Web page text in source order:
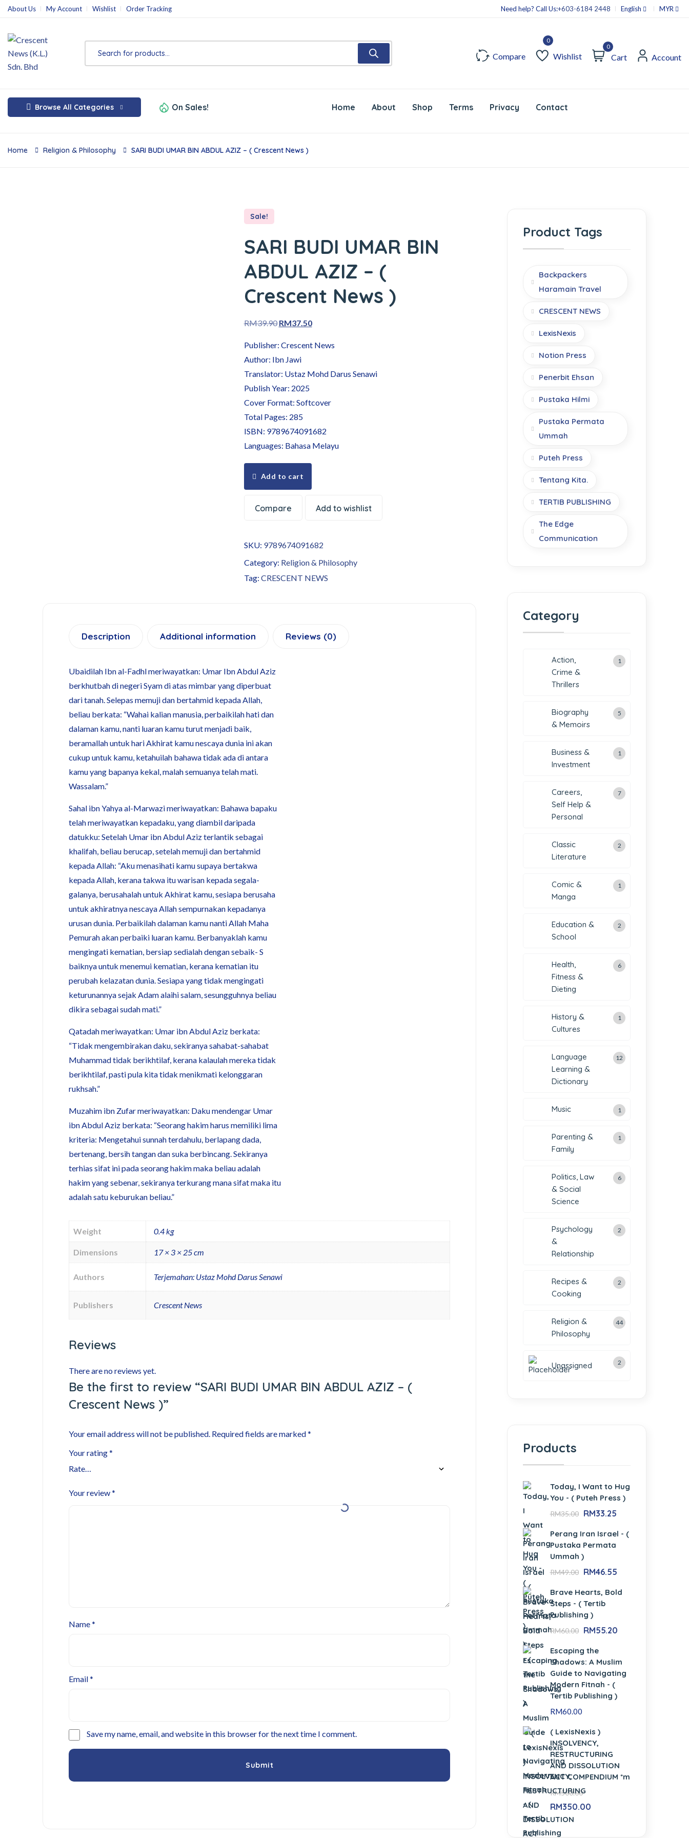
About Us My Account Wishlist Order Tracking Need help? Call Us:+603-6184 2448 English MYR
Compare Wishlist
0
Cart Account
Browse All Categories On Sales! Home About Shop Terms Privacy Contact
Home Religion & Philosophy SARI BUDI UMAR BIN ABDUL AZIZ – ( Crescent News )
Sale!
SARI BUDI UMAR BIN
ABDUL AZIZ – (
Crescent News )
RM39.90 RM37.50
Publisher: Crescent News
Author: Ibn Jawi
Translator: Ustaz Mohd Darus Senawi
Publish Year: 2025
Cover Format: Softcover
Total Pages: 285
ISBN: 9789674091682
Languages: Bahasa Melayu
Add to cart
Compare Add to wishlist
SKU: 9789674091682
Category: Religion & Philosophy
Tag: CRESCENT NEWS
Description Additional information Reviews (0)
Ubaidilah Ibn al-Fadhl meriwayatkan: Umar Ibn Abdul Aziz
berkhutbah di negeri Syam di atas mimbar yang diperbuat
dari tanah. Selepas memuji dan bertahmid kepada Allah,
beliau berkata: “Wahai kalian manusia, perbaikilah hati dan
dalaman kamu, nanti luaran kamu turut menjadi baik,
beramallah untuk hari Akhirat kamu nescaya dunia ini akan
cukup untuk kamu, ketahuilah bahawa tidak ada di antara
kamu yang bapanya kekal, malah semuanya telah mati.
Wassalam.”
Sahal ibn Yahya al-Marwazi meriwayatkan: Bahawa bapaku
telah meriwayatkan kepadaku, yang diambil daripada
datukku: Setelah Umar ibn Abdul Aziz terlantik sebagai
khalifah, beliau berucap, setelah memuji dan bertahmid
kepada Allah: “Aku menasihati kamu supaya bertakwa
kepada Allah, kerana takwa itu warisan kepada segala-
galanya, berusahalah untuk Akhirat kamu, sesiapa berusaha
untuk akhiratnya nescaya Allah sempurnakan kepadanya
urusan dunia. Perbaikilah dalaman kamu nanti Allah Maha
Pemurah akan perbaiki luaran kamu. Berbanyaklah kamu
mengingati kematian, bersiap sedialah dengan sebaik- S
baiknya untuk menemui kematian, kerana kematian itu
perubah kelazatan dunia. Sesiapa yang tidak mengingati
keturunannya sejak Adam alaihi salam, sesungguhnya beliau
dikira sebagai sudah mati.”
Qatadah meriwayatkan: Umar ibn Abdul Aziz berkata:
“Tidak mengembirakan daku, sekiranya sahabat-sahabat
Muhammad tidak berikhtilaf, kerana kalaulah mereka tidak
berikhtilaf, pasti pula kita tidak menikmati kelonggaran
rukhsah.”
Muzahim ibn Zufar meriwayatkan: Daku mendengar Umar
ibn Abdul Aziz berkata: “Seorang hakim harus memiliki lima
kriteria: Mengetahui sunnah terdahulu, berlapang dada,
bertenang, bersih tangan dan suka berbincang. Sekiranya
terhias sifat ini pada seorang hakim maka beliau adalah
hakim yang sebenar, sekiranya terkurang mana sifat maka itu
adalah satu keburukan beliau.”
Weight 0.4 kg
Dimensions 17 × 3 × 25 cm
Authors Terjemahan: Ustaz Mohd Darus Senawi
Publishers Crescent News
Reviews
There are no reviews yet.
Be the first to review “SARI BUDI UMAR BIN ABDUL AZIZ – (
Crescent News )”
Your email address will not be published. Required fields are marked*
Your rating*
Your review*
Name*
Email*
Save my name, email, and website in this browser for the next time I comment.
Product Tags
Backpackers
Haramain Travel
CRESCENT NEWS
LexisNexis
Notion Press
Penerbit Ehsan
Pustaka Hilmi
Pustaka Permata
Ummah
Puteh Press
Tentang Kita.
TERTIB PUBLISHING
The Edge
Communication
Category
Action,
Crime &
Thrillers
1
Biography
& Memoirs
5
Business &
Investment
1
Careers,
Self Help &
Personal
7
Classic
Literature
2
Comic &
Manga
1
Education &
School
2
Health,
Fitness &
Dieting
6
History &
Cultures
1
Language
Learning &
Dictionary
12
Music 1
Parenting &
Family
1
Politics, Law
& Social
Science
6
Psychology
&
Relationship
2
Recipes &
Cooking
2
Religion &
Philosophy
44
Unassigned 2
Products
Today, I Want to Hug
You - ( Puteh Press )
RM35.00 RM33.25
Perang Iran Israel - (
Pustaka Permata
Ummah )
RM49.00 RM46.55
Brave Hearts, Bold
Steps - ( Tertib
Publishing )
RM60.00 RM55.20
Escaping the
Shadows: A Muslim
Guide to Navigating
Modern Fitnah - (
Tertib Publishing )
RM60.00
( LexisNexis )
INSOLVENCY,
RESTRUCTURING
AND DISSOLUTION
ACT COMPENDIUM *m
RM500.00
RM350.00